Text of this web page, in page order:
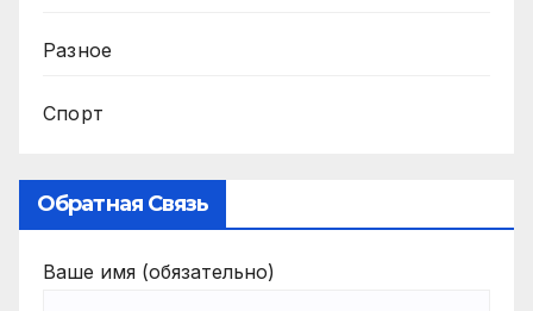
Разное
Спорт
Обратная Связь
Ваше имя (обязательно)